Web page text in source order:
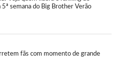
5ª semana do Big Brother Verão
fãs com momento de grande